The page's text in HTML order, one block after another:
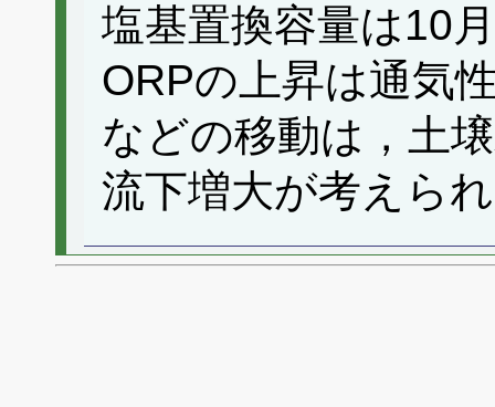
塩基置換容量は10
ORPの上昇は通気
などの移動は，土
流下増大が考えら